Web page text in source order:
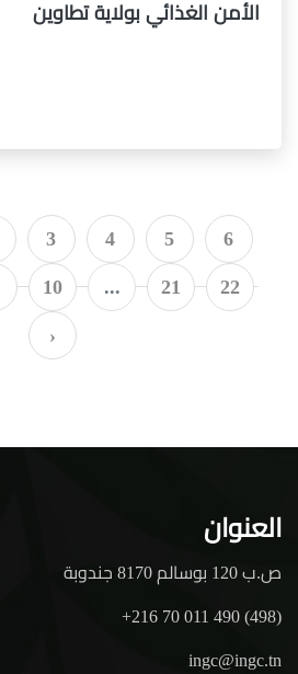
الأمن الغذائي بولاية تطاوين
3 4 5 6
10 ... 21 22
›
العنوان
ص.ب 120 بوسالم 8170 جندوبة
+216 70 011 490 (498)
ingc@ingc.tn